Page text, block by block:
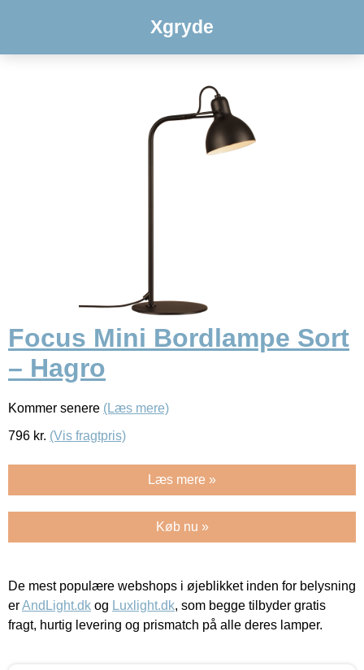
Xgryde
Focus Mini Bordlampe Sort
– Hagro
Kommer senere (Læs mere)
796 kr. (Vis fragtpris)
Læs mere »
Køb nu »
De mest populære webshops i øjeblikket inden for belysning
erAndLight.dk og Luxlight.dk, som begge tilbyder gratis
fragt, hurtig levering og prismatch på alle deres lamper.